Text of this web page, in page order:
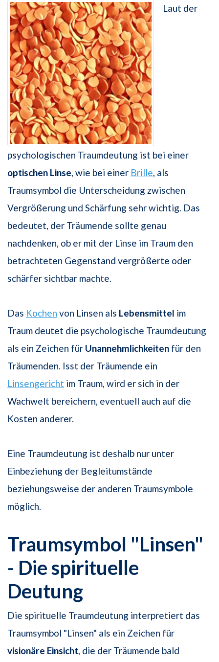
Laut der
psychologischen Traumdeutung ist bei einer
optischen Linse, wie bei einer Brille, als
Traumsymbol die Unterscheidung zwischen
Vergrößerung und Schärfung sehr wichtig. Das
bedeutet, der Träumende sollte genau
nachdenken, ob er mit der Linse im Traum den
betrachteten Gegenstand vergrößerte oder
schärfer sichtbar machte.
Das Kochen von Linsen als Lebensmittel im
Traum deutet die psychologische Traumdeutung
als ein Zeichen für Unannehmlichkeiten für den
Träumenden. Isst der Träumende ein
Linsengericht im Traum, wird er sich in der
Wachwelt bereichern, eventuell auch auf die
Kosten anderer.
Eine Traumdeutung ist deshalb nur unter
Einbeziehung der Begleitumstände
beziehungsweise der anderen Traumsymbole
möglich.
Traumsymbol "Linsen"
- Die spirituelle
Deutung
Die spirituelle Traumdeutung interpretiert das
Traumsymbol "Linsen" als ein Zeichen für
visionäre Einsicht, die der Träumende bald